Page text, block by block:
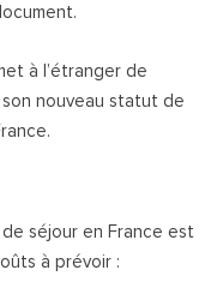
à l’étranger de
nouveau statut de
séjour en France est
à prévoir :